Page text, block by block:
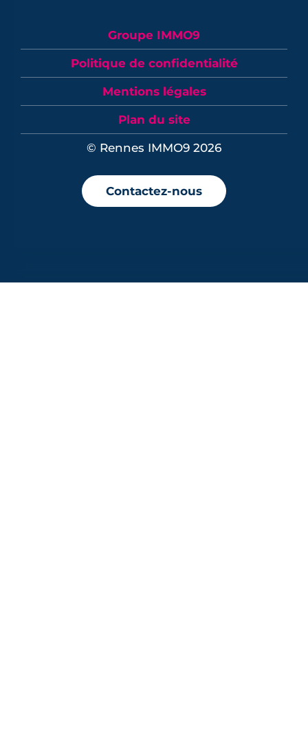
Groupe IMMO9
Politique de confidentialité
Mentions légales
Plan du site
© Rennes IMMO9 2026
Contactez-nous